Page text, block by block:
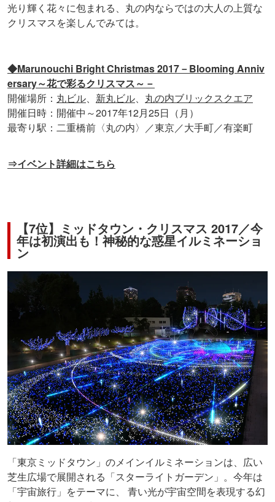
光り輝く花々に包まれる、丸の内ならではの大人の上質な
クリスマスを楽しんでみては。
◆Marunouchi Bright Christmas 2017－Blooming Anniv
ersary～花で彩るクリスマス～－
開催場所： 丸ビル、 新丸ビル、 丸の内ブリックスクエア
開催日時：開催中～2017年12月25日（月）
最寄り駅：二重橋前〈丸の内〉／東京／大手町／有楽町
⇒イベント詳細はこちら
【7位】ミッドタウン・クリスマス 2017／今
年は初演出も！神秘的な惑星イルミネーショ
ン
「東京ミッドタウン」のメインイルミネーションは、広い
芝生広場で展開される「スターライトガーデン」。今年は
「宇宙旅行」をテーマに、 青い光が宇宙空間を表現する幻